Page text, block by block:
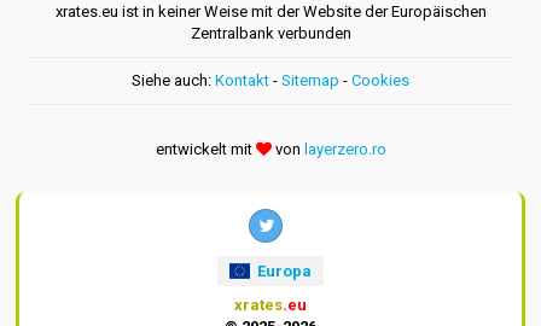
xrates.eu ist in keiner Weise mit der Website der Europäischen
Zentralbank verbunden
Siehe auch: Kontakt - Sitemap - Cookies
entwickelt mit von layerzero.ro
Europa
xrates.eu